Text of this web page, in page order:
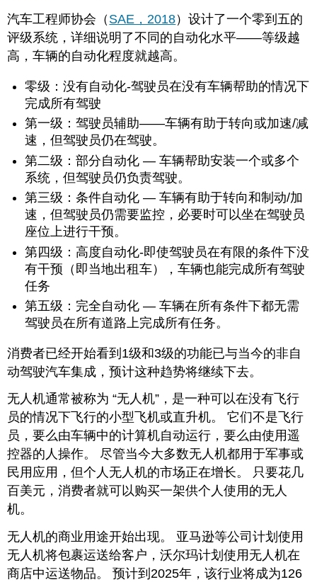
汽车工程师协会（ SAE，2018）设计了一个零到五的
评级系统，详细说明了不同的自动化水平——等级越
高，车辆的自动化程度就越高。
零级：没有自动化-驾驶员在没有车辆帮助的情况下
完成所有驾驶
第一级：驾驶员辅助——车辆有助于转向或加速/减
速，但驾驶员仍在驾驶。
第二级：部分自动化 — 车辆帮助安装一个或多个
系统，但驾驶员仍负责驾驶。
第三级：条件自动化 — 车辆有助于转向和制动/加
速，但驾驶员仍需要监控，必要时可以坐在驾驶员
座位上进行干预。
第四级：高度自动化-即使驾驶员在有限的条件下没
有干预（即当地出租车），车辆也能完成所有驾驶
任务
第五级：完全自动化 — 车辆在所有条件下都无需
驾驶员在所有道路上完成所有任务。
消费者已经开始看到1级和3级的功能已与当今的非自
动驾驶汽车集成，预计这种趋势将继续下去。
无人机通常被称为 “无人机”，是一种可以在没有飞行
员的情况下飞行的小型飞机或直升机。 它们不是飞行
员，要么由车辆中的计算机自动运行，要么由使用遥
控器的人操作。 尽管当今大多数无人机都用于军事或
民用应用，但个人无人机的市场正在增长。 只要花几
百美元，消费者就可以购买一架供个人使用的无人
机。
无人机的商业用途开始出现。 亚马逊等公司计划使用
无人机将包裹运送给客户，沃尔玛计划使用无人机在
商店中运送物品。 预计到2025年，该行业将成为126